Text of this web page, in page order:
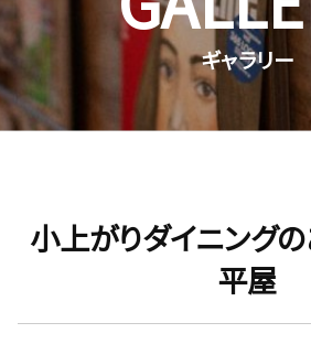
ギャラリー
小上がりダイニング
平屋